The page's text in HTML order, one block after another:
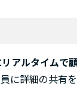
アルタイムで
に詳細の共有を